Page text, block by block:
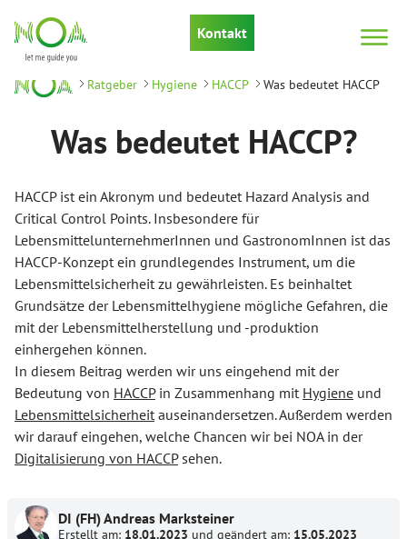
Kontakt
Ratgeber Hygiene HACCP Was bedeutet HACCP
Was bedeutet HACCP?
HACCP ist ein Akronym und bedeutet Hazard Analysis and
Critical Control Points. Insbesondere für
LebensmittelunternehmerInnen und GastronomInnen ist das
HACCP-Konzept ein grundlegendes Instrument, um die
Lebensmittelsicherheit zu gewährleisten. Es beinhaltet
Grundsätze der Lebensmittelhygiene mögliche Gefahren, die
mit der Lebensmittelherstellung und -produktion
einhergehen können.
In diesem Beitrag werden wir uns eingehend mit der
Bedeutung von HACCPin Zusammenhang mit Hygiene und
Lebensmittelsicherheit auseinandersetzen. Außerdem werden
wir darauf eingehen, welche Chancen wir bei NOA in der
Digitalisierung von HACCPsehen.
DI (FH) Andreas Marksteiner
Erstellt am: 18.01.2023 und geändert am: 15.05.2023